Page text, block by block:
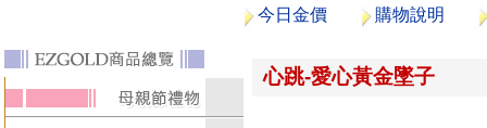
今日金價 購物說明
心跳-愛心黃金墜子